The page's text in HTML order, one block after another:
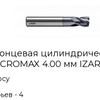
4.00 мм IZAR
- 4